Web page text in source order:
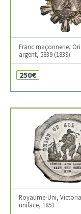
Franc maçonnerie,
argent, 5839 (1839)
250€
Royaume-Uni,
uniface, 1851